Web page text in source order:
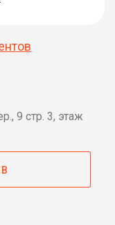
9 стр. 3, этаж